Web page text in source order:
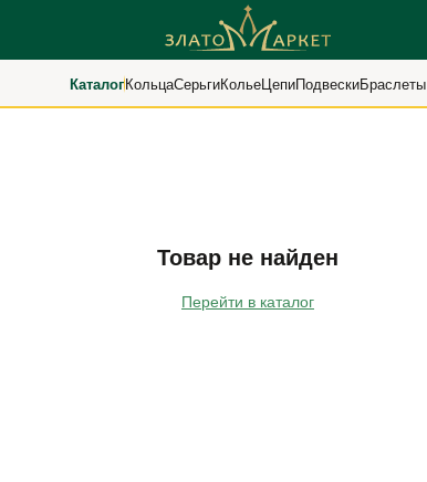
КаталогКольцаСерьгиКольеЦепиПодвескиБраслеты
Товар не найден
Перейти в каталог